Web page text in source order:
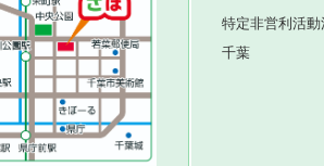
特定非営利活動
千葉